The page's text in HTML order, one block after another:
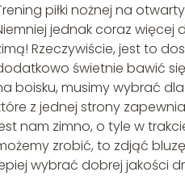
piłki nożnej na
jednak coraz więcej
Rzeczywiście, jest to
świetnie bawić
boisku, musimy wybrać
z jednej strony
nam zimno, o tyle w
zrobić, to zdjąć
wybrać dobrej jakości